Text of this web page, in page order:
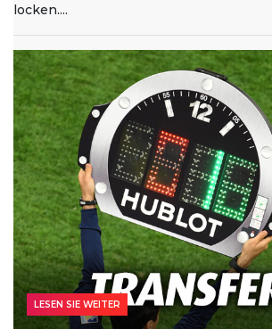
locken....
LESEN SIE WEITER